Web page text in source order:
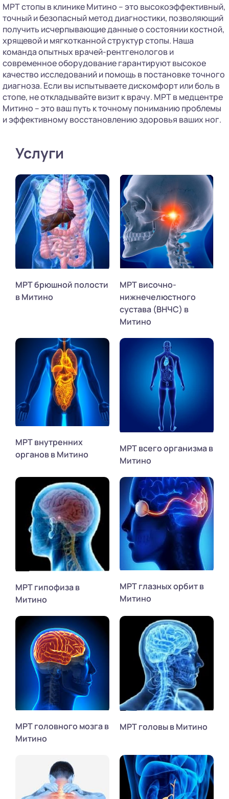
МРТ стопы в клинике Митино – это высокоэффективный,
точный и безопасный метод диагностики, позволяющий
получить исчерпывающие данные о состоянии костной,
хрящевой и мягкотканной структур стопы. Наша
команда опытных врачей-рентгенологов и
современное оборудование гарантируют высокое
качество исследований и помощь в постановке точного
диагноза. Если вы испытываете дискомфорт или боль в
стопе, не откладывайте визит к врачу. МРТ в медцентре
Митино – это ваш путь к точному пониманию проблемы
и эффективному восстановлению здоровья ваших ног.
Услуги
МРТ брюшной полости
в Митино
МРТ височно-
нижнечелюстного
сустава (ВНЧС) в
Митино
МРТ внутренних
органов в Митино
МРТ всего организма в
Митино
МРТ гипофиза в
Митино
МРТ глазных орбит в
Митино
МРТ головного мозга в
Митино
МРТ головы в Митино